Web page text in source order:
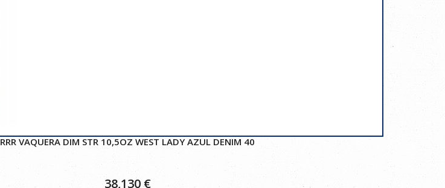
RRR VAQUERA DIM STR 10,5OZ WEST LADY AZUL DENIM 40
38,130€